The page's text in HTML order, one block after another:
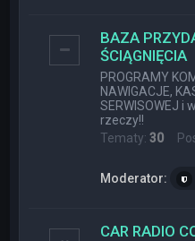
BAZA
ŚCIĄGNIĘCIA
PROGRAMY
NAWIGACJE,
SERWISOWEJ i
rzeczy!!
Tematy:30
Moderator:
CAR RADIO